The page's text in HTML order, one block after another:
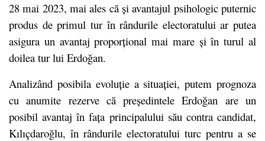
28 mai 2023, mai ales că și avantajul psihologic puternic
produs de primul tur în rândurile electoratului ar putea
asigura un avantaj proporțional mai mare și în turul al
doilea tur lui Erdoğan.
Analizând posibila evoluție a situației, putem prognoza
cu anumite rezerve că președintele Erdoğan are un
posibil avantaj în fața principalului său contra candidat,
Kılıçdaroğlu, în rândurile electoratului turc pentru a se